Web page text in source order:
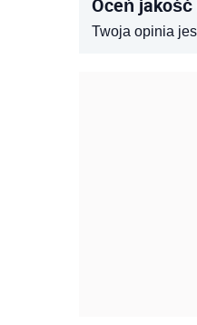
Twoja opinia